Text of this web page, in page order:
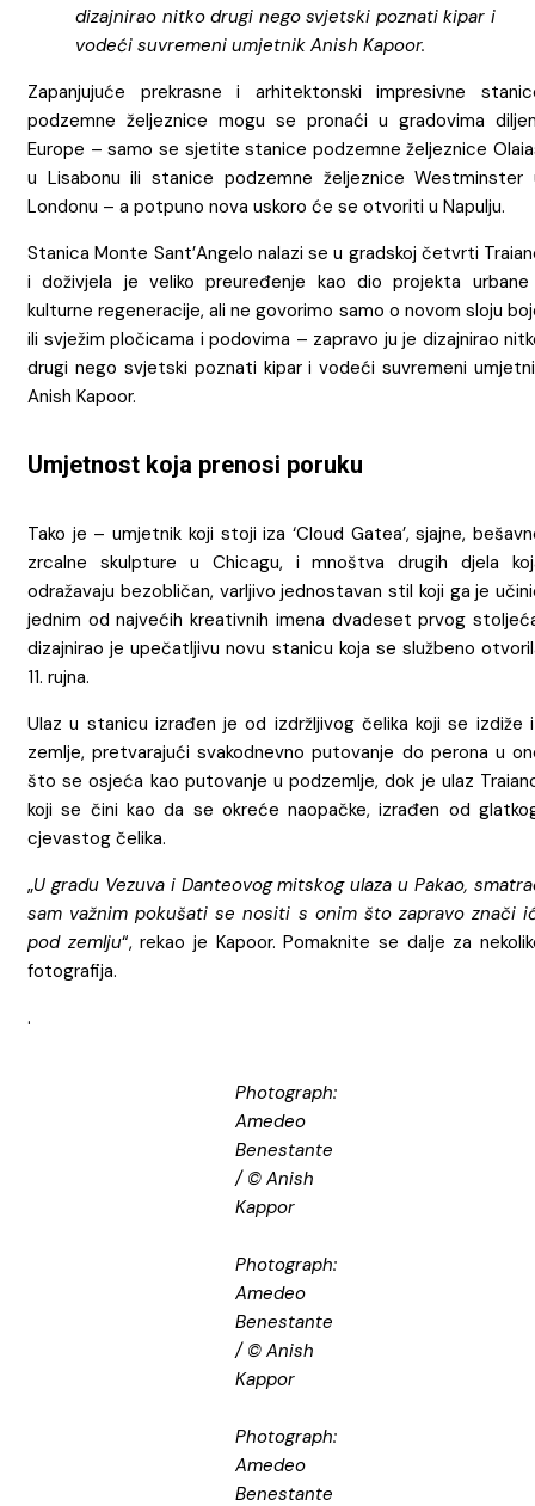
dizajnirao nitko drugi nego svjetski poznati kipar i
vodeći suvremeni umjetnik Anish Kapoor.
Zapanjujuće prekrasne i arhitektonski impresivne
podzemne željeznice mogu se pronaći u gradovima
Europe – samo se sjetite stanice podzemne željeznice
u Lisabonu ili stanice podzemne željeznice Westminster
Londonu – a potpuno nova uskoro će se otvoriti u Napulju.
Stanica Monte Sant’Angelo nalazi se u gradskoj četvrti
i doživjela je veliko preuređenje kao dio projekta
kulturne regeneracije, ali ne govorimo samo o novom sloju
ili svježim pločicama i podovima – zapravo ju je dizajnirao
drugi nego svjetski poznati kipar i vodeći suvremeni
Anish Kapoor.
Umjetnost koja prenosi poruku
Tako je – umjetnik koji stoji iza ‘Cloud Gatea’, sjajne,
zrcalne skulpture u Chicagu, i mnoštva drugih djela
odražavaju bezobličan, varljivo jednostavan stil koji ga je
jednim od najvećih kreativnih imena dvadeset prvog
dizajnirao je upečatljivu novu stanicu koja se službeno
11. rujna.
Ulaz u stanicu izrađen je od izdržljivog čelika koji se izdiže
zemlje, pretvarajući svakodnevno putovanje do perona u
što se osjeća kao putovanje u podzemlje, dok je ulaz
koji se čini kao da se okreće naopačke, izrađen od
cjevastog čelika.
„U gradu Vezuva i Danteovog mitskog ulaza u Pakao,
sam važnim pokušati se nositi s onim što zapravo znači
pod zemlju“, rekao je Kapoor. Pomaknite se dalje za
fotografija.
.
Photograph:
Amedeo
Benestante
/ © Anish
Kappor
Photograph:
Amedeo
Benestante
/ © Anish
Kappor
Photograph:
Amedeo
Benestante